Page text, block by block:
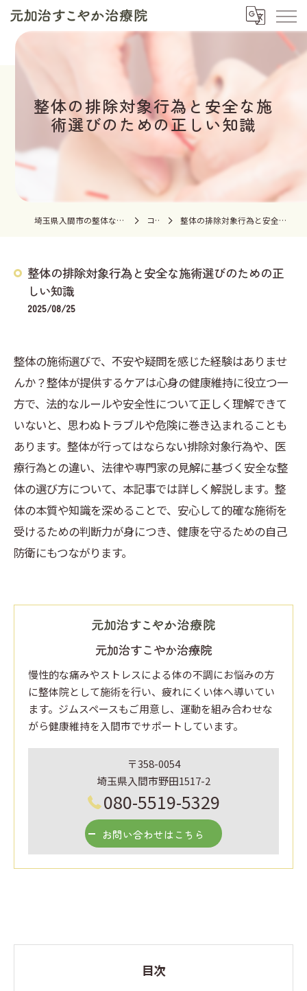
整体の排除対象行為と安全な施
術選びのための正しい知識
埼玉県入間市の整体なら元加治すこやか治療院 コラム 整体の排除対象行為と安全な施術選びのための正しい知識
整体の排除対象行為と安全な施術選びのための正
しい知識
2025/08/25
整体の施術選びで、不安や疑問を感じた経験はありませ
んか？整体が提供するケアは心身の健康維持に役立つ一
方で、法的なルールや安全性について正しく理解できて
いないと、思わぬトラブルや危険に巻き込まれることも
あります。整体が行ってはならない排除対象行為や、医
療行為との違い、法律や専門家の見解に基づく安全な整
体の選び方について、本記事では詳しく解説します。整
体の本質や知識を深めることで、安心して的確な施術を
受けるための判断力が身につき、健康を守るための自己
防衛にもつながります。
元加治すこやか治療院
慢性的な痛みやストレスによる体の不調にお悩みの方
に整体院として施術を行い、疲れにくい体へ導いてい
ます。ジムスペースもご用意し、運動を組み合わせな
がら健康維持を入間市でサポートしています。
〒358-0054
埼玉県入間市野田1517-2
080-5519-5329
お問い合わせはこちら
目次